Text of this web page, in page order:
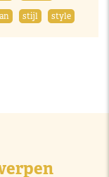
stijl style